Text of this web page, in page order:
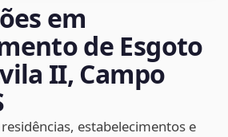
em
de Esgoto
II, Campo
estabelecimentos e